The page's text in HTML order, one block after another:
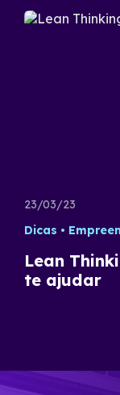
23/03/23
Dicas
Lean
te ajudar